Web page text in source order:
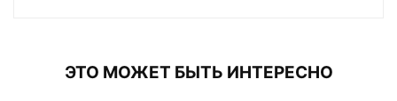
ЭТО МОЖЕТ БЫТЬ ИНТЕРЕСНО